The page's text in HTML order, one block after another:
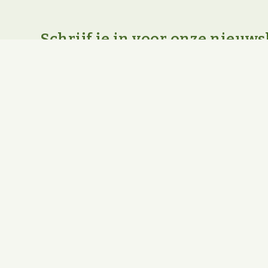
Schrijf je in voor onze